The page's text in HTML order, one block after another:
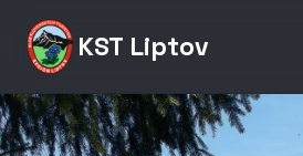
KST Liptov